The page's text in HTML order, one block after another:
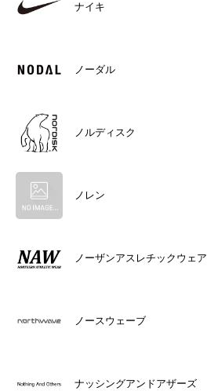
ナイキ
ノーダル
ノルディスク
ノレン
ノーザンアスレチックウェア
ノースウェーブ
ナッシングアンドアザーズ